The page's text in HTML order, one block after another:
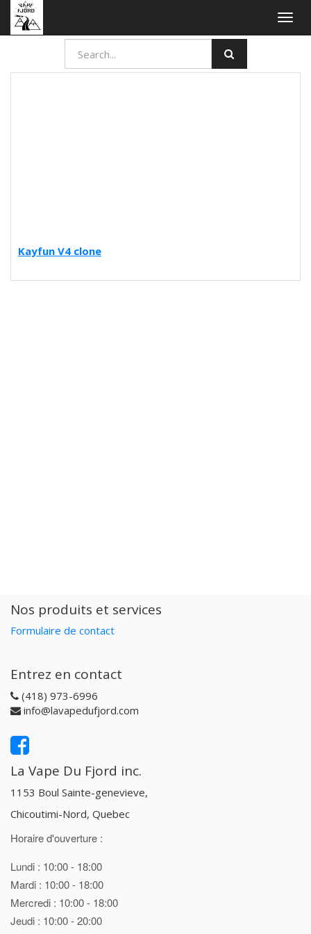
Kayfun V4 clone
Nos produits et services
Formulaire de contact
Entrez en contact
(418) 973-6996
info@lavapedufjord.com
La Vape Du Fjord inc.
1153 Boul Sainte-genevieve,
Chicoutimi-Nord, Quebec
Horaire d'ouverture :
Lundi : 10:00 - 18:00
Mardi : 10:00 - 18:00
Mercredi : 10:00 - 18:00
Jeudi : 10:00 - 20:00